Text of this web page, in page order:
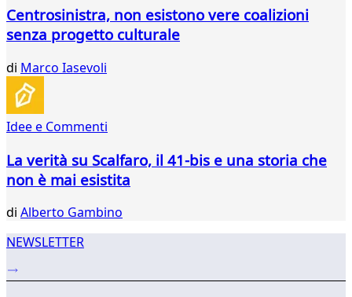
Centrosinistra, non esistono vere coalizioni
senza progetto culturale
di Marco Iasevoli
Idee e Commenti
La verità su Scalfaro, il 41-bis e una storia che
non è mai esistita
di Alberto Gambino
NEWSLETTER